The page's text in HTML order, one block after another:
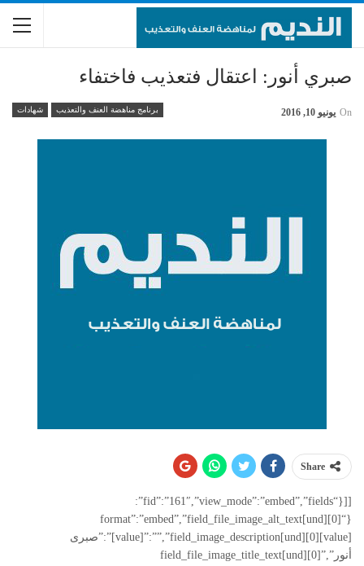
صبري أنور: اعتقال فتعذيب فاختفاء
برنامج مناهضة العنف والتعذيب شهادات On يونيو 10, 2016
Share
[[{“fid”:”161″,”view_mode”:”embed”,”fields”:
{“format”:”embed”,”field_file_image_alt_text[und][0]
[value]”:””,”field_image_description[und][0][value]”:”صبرى
أنور”,”field_file_image_title_text[und][0]